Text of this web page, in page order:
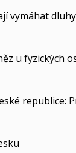
vymáhat
u fyzických
republice: